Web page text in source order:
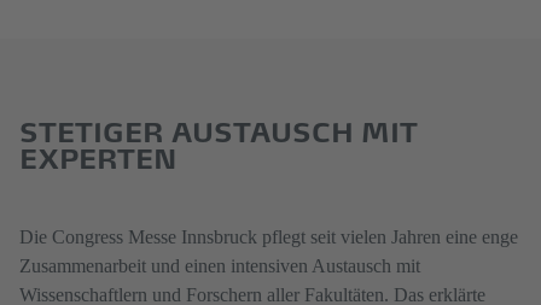
STETIGER AUSTAUSCH MIT
EXPERTEN
Die Congress Messe Innsbruck pflegt seit vielen Jahren eine enge
Zusammenarbeit und einen intensiven Austausch mit
Wissenschaftlern und Forschern aller Fakultäten. Das erklärte